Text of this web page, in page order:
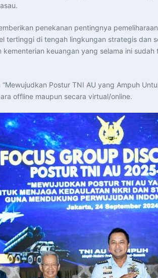
penekanan pentingnya
tertinggi di tengah lingkungan strategis
keuangan yang selama ini
Postur TNI AU yang Ampuh
offline maupun secara virtual/online.